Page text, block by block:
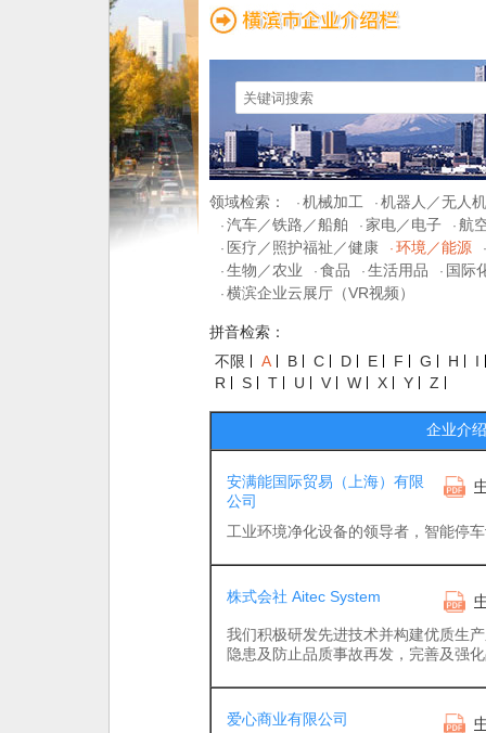
领域检索： · 机械加工 · 机器人／无人机
· 汽车／铁路／船舶 · 家电／电子 · 航
· 医疗／照护福祉／健康 · 环境／能源
·
· 生物／农业 · 食品 · 生活用品 · 国际
· 横滨企业云展厅（VR视频）
拼音检索：
不限
A B C D E F G H
I
R
S T U V W X Y Z
企业介绍
安满能国际贸易（上海）有限
公司
工业环境净化设备的领导者，智能停
株式会社 Aitec System
我们积极研发先进技术并构建优质生
隐患及防止品质事故再发，完善及强
爱心商业有限公司